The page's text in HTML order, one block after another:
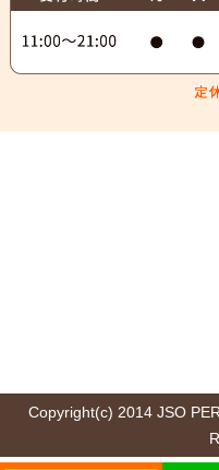
Copyright(c) 2014 JSO